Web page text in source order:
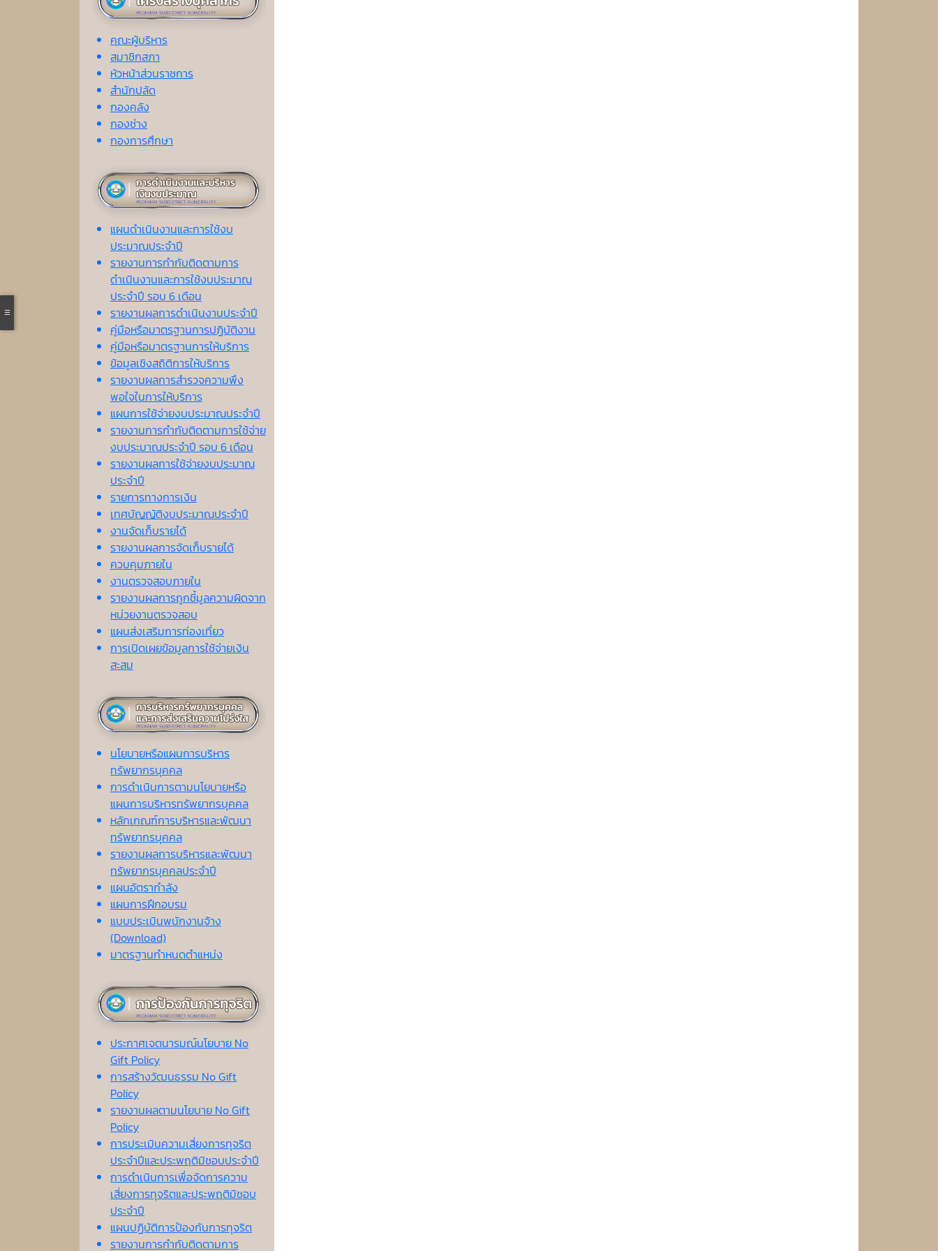
คณะผู้บริหาร
สมาชิกสภา
หัวหน้าส่วนราชการ
สำนักปลัด
กองคลัง
กองช่าง
กองการศึกษา
แผนดำเนินงานและการใช้งบ
ประมาณประจำปี
รายงานการกำกับติดตามการ
ดำเนินงานและการใช้งบประมาณ
ประจำปี รอบ 6 เดือน
รายงานผลการดำเนินงานประจำปี
คู่มือหรือมาตรฐานการปฏิบัติงาน
คู่มือหรือมาตรฐานการให้บริการ
ข้อมูลเชิงสถิติการให้บริการ
รายงานผลการสำรวจความพึง
พอใจในการให้บริการ
แผนการใช้จ่ายงบประมาณประจำปี
รายงานการกำกับติดตามการใช้จ่าย
งบประมาณประจำปี รอบ 6 เดือน
รายงานผลการใช้จ่ายงบประมาณ
ประจำปี
รายการทางการเงิน
เทศบัญญัติงบประมาณประจำปี
งานจัดเก็บรายได้
รายงานผลการจัดเก็บรายได้
ควบคุมภายใน
งานตรวจสอบภายใน
รายงานผลการถูกชี้มูลความผิดจาก
หน่วยงานตรวจสอบ
แผนส่งเสริมการท่องเที่ยว
การเปิดเผยข้อมูลการใช้จ่ายเงิน
สะสม
นโยบายหรือแผนการบริหาร
ทรัพยากรบุคคล
การดำเนินการตามนโยบายหรือ
แผนการบริหารทรัพยากรบุคคล
หลักเกณฑ์การบริหารและพัฒนา
ทรัพยากรบุคคล
รายงานผลการบริหารและพัฒนา
ทรัพยากรบุคคลประจำปี
แผนอัตรากำลัง
แผนการฝึกอบรม
แบบประเมินพนักงานจ้าง
(Download)
มาตรฐานกำหนดตำแหน่ง
ประกาศเจตนารมณ์นโยบาย No
Gift Policy
การสร้างวัฒนธรรม No Gift
Policy
รายงานผลตามนโยบาย No Gift
Policy
การประเมินความเสี่ยงการทุจริต
ประจำปีและประพฤติมิชอบประจำปี
การดำเนินการเพื่อจัดการความ
เสี่ยงการทุจริตและประพฤติมิชอบ
ประจำปี
แผนปฏิบัติการป้องกันการทุจริต
รายงานการกำกับติดตามการ